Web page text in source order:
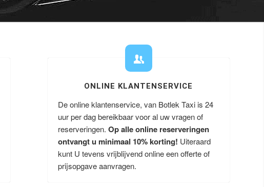
ONLINE KLANTENSERVICE
De online klantenservice, van Botlek Taxi is 24
uur per dag bereikbaar voor al uw vragen of
reserveringen.Op alle online reserveringen
ontvangt u minimaal 10% korting! Uiteraard
kunt U tevens vrijblijvend online een offerte of
prijsopgave aanvragen.